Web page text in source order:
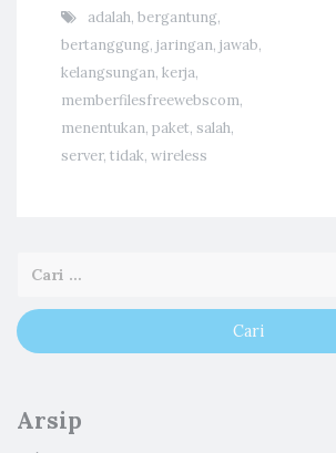
adalah, bergantung,
bertanggung, jaringan, jawab,
kelangsungan, kerja,
memberfilesfreewebscom,
menentukan, paket, salah,
server, tidak, wireless
Arsip